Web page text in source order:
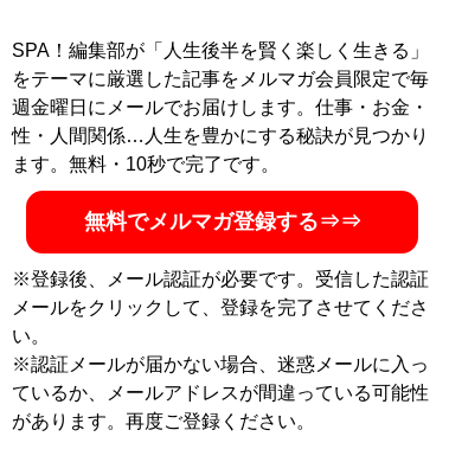
SPA！編集部が「人生後半を賢く楽しく生きる」
をテーマに厳選した記事をメルマガ会員限定で毎
週金曜日にメールでお届けします。仕事・お金・
性・人間関係…人生を豊かにする秘訣が見つかり
ます。無料・10秒で完了です。
無料でメルマガ登録する⇒⇒
※登録後、メール認証が必要です。受信した認証
メールをクリックして、登録を完了させてくださ
い。
※認証メールが届かない場合、迷惑メールに入っ
ているか、メールアドレスが間違っている可能性
があります。再度ご登録ください。